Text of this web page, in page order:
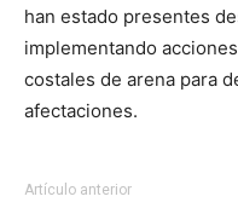
han estado presentes
implementando
costales de arena para
afectaciones.
Artículo anterior